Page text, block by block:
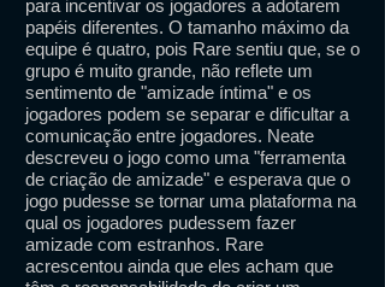
para incentivar os jogadores a adotarem
papéis diferentes. O tamanho máximo da
equipe é quatro, pois Rare sentiu que, se o
grupo é muito grande, não reflete um
sentimento de "amizade íntima" e os
jogadores podem se separar e dificultar a
comunicação entre jogadores. Neate
descreveu o jogo como uma "ferramenta
de criação de amizade" e esperava que o
jogo pudesse se tornar uma plataforma na
qual os jogadores pudessem fazer
amizade com estranhos. Rare
acrescentou ainda que eles acham que